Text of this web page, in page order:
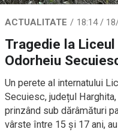
ACTUALITATE 18:14 /
Tragedie la Liceul
Odorheiu
Un perete al internatului
Secuiesc, județul
prinzând sub dărâmături
vârste între 15 și 17 ani,